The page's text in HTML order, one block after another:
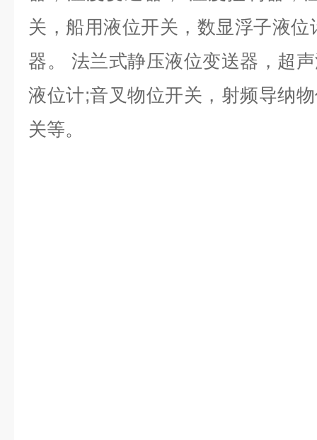
关，船用液位开关，数显浮子液
器。 法兰式静压液位变送器，超
液位计;音叉物位开关，射频导纳
关等。